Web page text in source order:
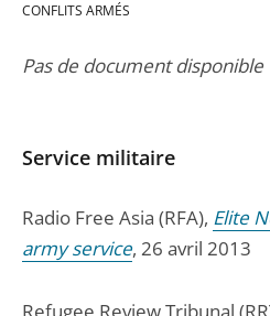
CONFLITS ARMÉS
Pas de document disponible
Service militaire
Radio Free Asia (RFA), Elite
army service, 26 avril 2013